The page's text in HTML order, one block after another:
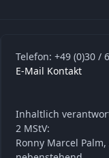
Telefon: +49 (0)30 /
E-Mail Kontakt
Inhaltlich
2 MStV:
Ronny Marcel